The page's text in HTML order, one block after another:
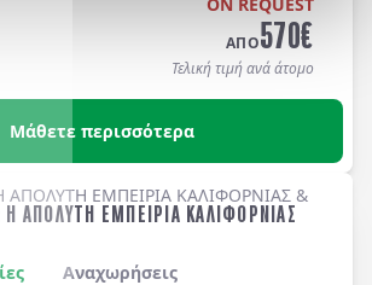
ΑΠΟ570€
Τελική τιμή ανά άτομο
Μάθετε περισσότερα
ΑΠΟΛΥΤΗ ΕΜΠΕΙΡΙΑ ΚΑΛΙΦΟΡΝΙΑΣ
Αναχωρήσεις